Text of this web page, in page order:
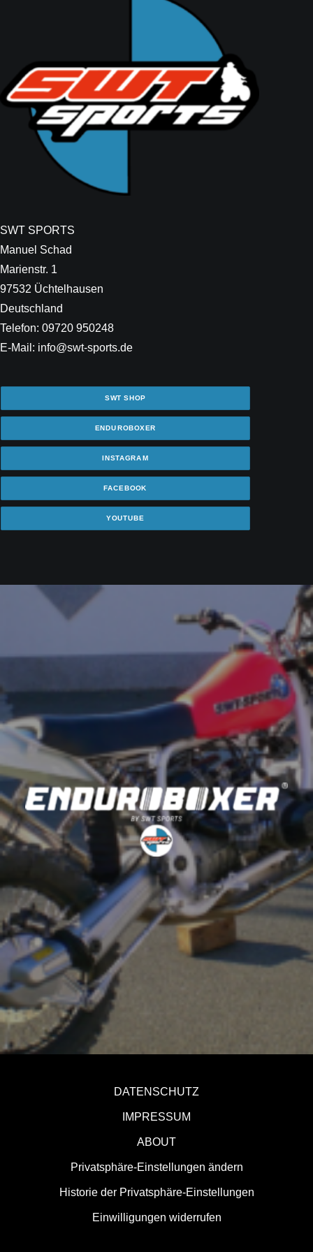
SWT SPORTS
Manuel Schad
Marienstr. 1
97532 Üchtelhausen
Deutschland
Telefon: 09720 950248
E-Mail: info@swt-sports.de
SWT SHOP
ENDUROBOXER
INSTAGRAM
FACEBOOK
YOUTUBE
DATENSCHUTZ
IMPRESSUM
ABOUT
Privatsphäre-Einstellungen ändern
Historie der Privatsphäre-Einstellungen
Einwilligungen widerrufen